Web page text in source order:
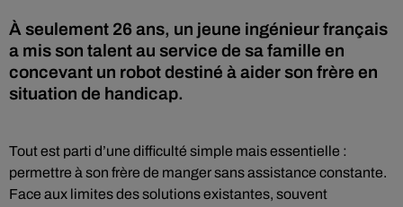
À seulement 26 ans, un jeune ingénieur français
a mis son talent au service de sa famille en
concevant un robot destiné à aider son frère en
situation de handicap.
Tout est parti d’une difficulté simple mais essentielle :
permettre à son frère de manger sans assistance constante.
Face aux limites des solutions existantes, souvent